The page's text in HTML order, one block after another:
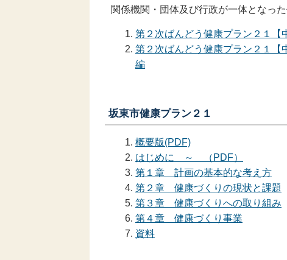
関係機関・団体及び行政が一体とな
第２次ばんどう健康プラン２１【
第２次ばんどう健康プラン２１【
編
坂東市健康プラン２１
概要版(PDF)
はじめに ～ （PDF）
第１章 計画の基本的な考え方
第２章 健康づくりの現状と課題
第３章 健康づくりへの取り組み
第４章 健康づくり事業
資料